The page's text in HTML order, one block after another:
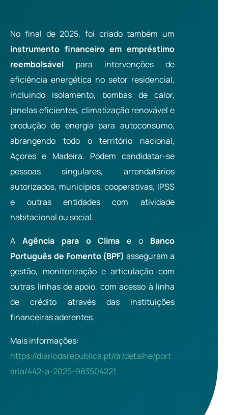
No final de 2025, foi criado também um
instrumento financeiro em empréstimo
reembolsável para intervenções de
eficiência energética no setor residencial,
incluindo isolamento, bombas de calor,
janelas eficientes, climatização renovável e
produção de energia para autoconsumo,
abrangendo todo o território nacional,
Açores e Madeira. Podem candidatar-se
pessoas singulares, arrendatários
autorizados, municípios, cooperativas, IPSS
e outras entidades com atividade
habitacional ou social.
AAgência para o Clima e o Banco
Português de Fomento (BPF) asseguram a
gestão, monitorização e articulação com
outras linhas de apoio, com acesso à linha
de crédito através das instituições
financeiras aderentes.
Mais informações:
https://diariodarepublica.pt/dr/detalhe/port
aria/442-a-2025-983504221